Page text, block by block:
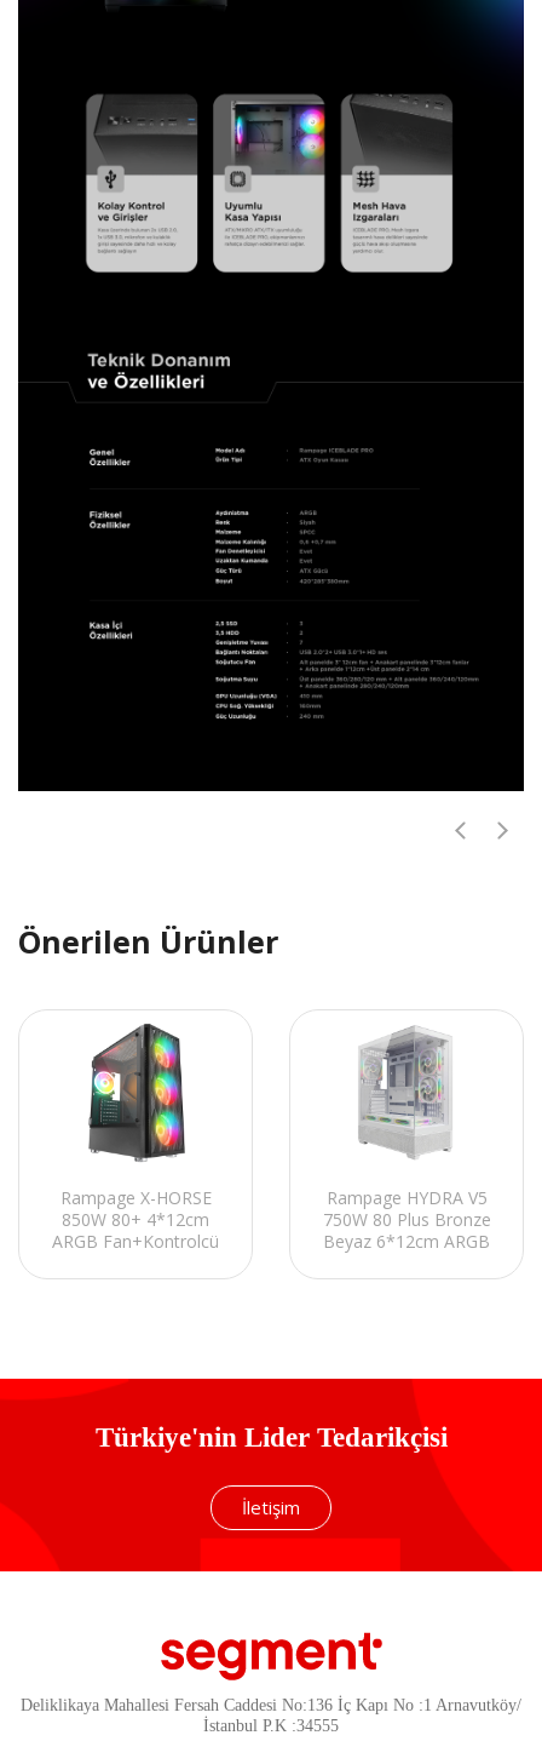
Önerilen Ürünler
Rampage X-HORSE
850W 80+ 4*12cm
ARGB Fan+Kontrolcü
Camlı Mid-T Gaming
Rampage HYDRA V5
750W 80 Plus Bronze
Beyaz 6*12cm ARGB
Gaming Oyuncu Kasası
Türkiye'nin Lider Tedarikçisi
İletişim
Deliklikaya Mahallesi Fersah Caddesi No:136 İç Kapı No :1 Arnavutköy/
İstanbul P.K :34555